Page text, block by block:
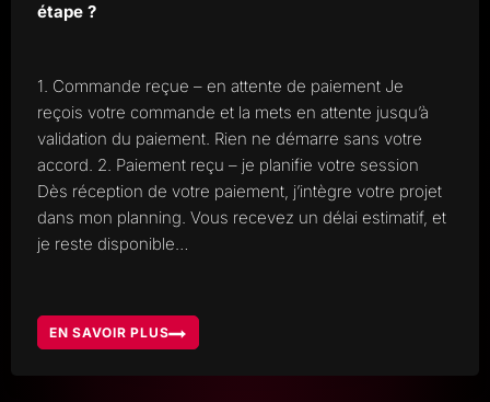
étape ?
1. Commande reçue – en attente de paiement Je
reçois votre commande et la mets en attente jusqu’à
validation du paiement. Rien ne démarre sans votre
accord. 2. Paiement reçu – je planifie votre session
Dès réception de votre paiement, j’intègre votre projet
dans mon planning. Vous recevez un délai estimatif, et
je reste disponible…
EN SAVOIR PLUS
COMMENT
JE